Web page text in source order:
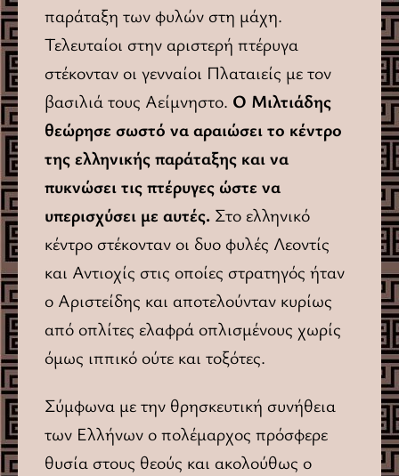
παράταξη των φυλών στη μάχη.
Τελευταίοι στην αριστερή πτέρυγα
στέκονταν οι γενναίοι Πλαταιείς με τον
βασιλιά τους Αείμνηστο. Ο Μιλτιάδης
θεώρησε σωστό να αραιώσει το κέντρο
της ελληνικής παράταξης και να
πυκνώσει τις πτέρυγες ώστε να
υπερισχύσει με αυτές. Στο ελληνικό
κέντρο στέκονταν οι δυο φυλές Λεοντίς
και Αντιοχίς στις οποίες στρατηγός ήταν
ο Αριστείδης και αποτελούνταν κυρίως
από οπλίτες ελαφρά οπλισμένους χωρίς
όμως ιππικό ούτε και τοξότες.
Σύμφωνα με την θρησκευτική συνήθεια
των Ελλήνων ο πολέμαρχος πρόσφερε
θυσία στους θεούς και ακολούθως ο